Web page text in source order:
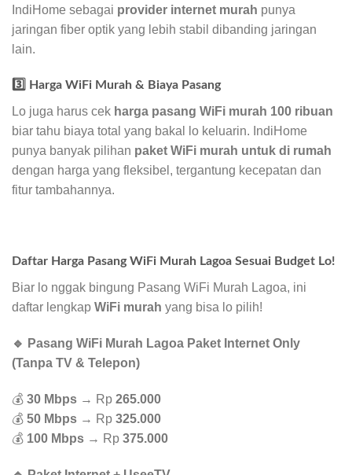
IndiHome sebagai provider internet murah punya
jaringan fiber optik yang lebih stabil dibanding jaringan
lain.
3️⃣ Harga WiFi Murah & Biaya Pasang
Lo juga harus cek harga pasang WiFi murah 100 ribuan
biar tahu biaya total yang bakal lo keluarin. IndiHome
punya banyak pilihan paket WiFi murah untuk di rumah
dengan harga yang fleksibel, tergantung kecepatan dan
fitur tambahannya.
Daftar Harga Pasang WiFi Murah Lagoa Sesuai Budget Lo!
Biar lo nggak bingung Pasang WiFi Murah Lagoa, ini
daftar lengkap WiFi murah yang bisa lo pilih!
🔹 Pasang WiFi Murah Lagoa Paket Internet Only
(Tanpa TV & Telepon)
💰 30 Mbps → Rp 265.000
💰 50 Mbps → Rp 325.000
💰 100 Mbps → Rp 375.000